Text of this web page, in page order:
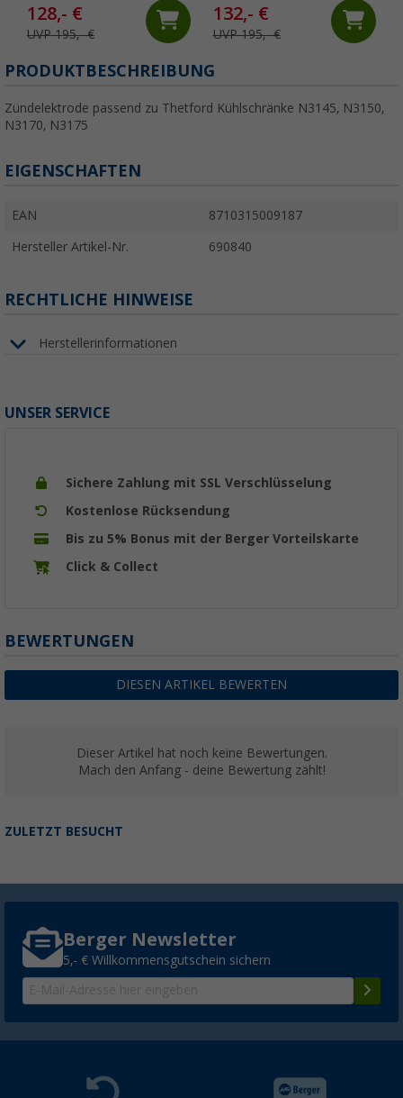
128,- €
UVP 195,- €
132,- €
UVP 195,- €
PRODUKTBESCHREIBUNG
Zündelektrode passend zu Thetford Kühlschränke N3145, N3150,
N3170, N3175
EIGENSCHAFTEN
EAN 8710315009187
Hersteller Artikel-Nr. 690840
RECHTLICHE HINWEISE
Herstellerinformationen
UNSER SERVICE
Sichere Zahlung mit SSL Verschlüsselung
Kostenlose Rücksendung
Bis zu 5% Bonus mit der Berger Vorteilskarte
Click & Collect
BEWERTUNGEN
DIESEN ARTIKEL BEWERTEN
Dieser Artikel hat noch keine Bewertungen.
Mach den Anfang - deine Bewertung zählt!
ZULETZT BESUCHT
Berger Newsletter
5,- € Willkommensgutschein sichern